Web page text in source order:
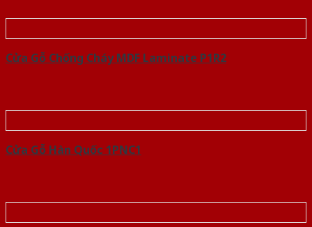
Cửa Gỗ Chống Cháy MDF Laminate P1R2
Cửa Gỗ Hàn Quốc 1PNC1